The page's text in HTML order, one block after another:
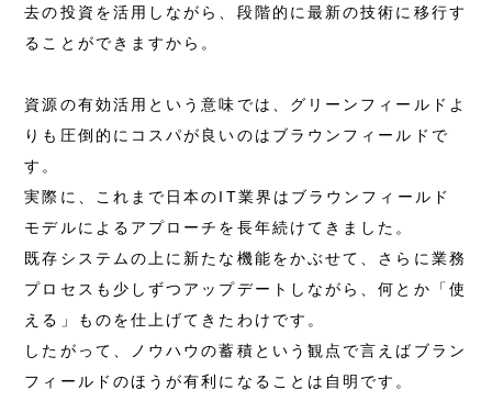
去の投資を活用しながら、段階的に最新の技術に移行す
ることができますから。
資源の有効活用という意味では、グリーンフィールドよ
りも圧倒的にコスパが良いのはブラウンフィールドで
す。
実際に、これまで日本のIT業界はブラウンフィールド
モデルによるアプローチを長年続けてきました。
既存システムの上に新たな機能をかぶせて、さらに業務
プロセスも少しずつアップデートしながら、何とか「使
える」ものを仕上げてきたわけです。
したがって、ノウハウの蓄積という観点で言えばブラン
フィールドのほうが有利になることは自明です。